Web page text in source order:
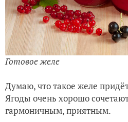
Готовое желе
Думаю, что такое желе
Ягоды очень хорошо
гармоничным, приятным.